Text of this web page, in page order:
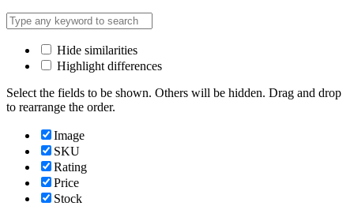
Hide similarities
Highlight differences
Select the fields to be shown. Others will be hidden. Drag and drop
to rearrange the order.
Image
SKU
Rating
Price
Stock